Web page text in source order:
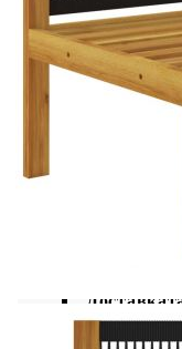
Размери на
(Ш x Д x В)
Размери
(Ш x Д x В)
Размери
Дебелина
1 x Ъглов